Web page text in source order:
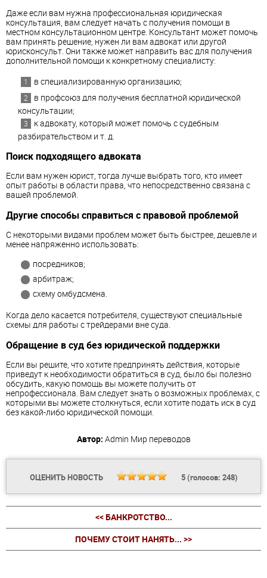
Даже если вам нужна профессиональная юридическая
консультация, вам следует начать с получения помощи в
местном консультационном центре. Консультант может помочь
вам принять решение, нужен ли вам адвокат или другой
юрисконсульт. Они также может направить вас для получения
дополнительной помощи к конкретному специалисту:
в специализированную организацию;
в профсоюз для получения бесплатной юридической
консультации;
к адвокату, который может помочь с судебным
разбирательством и т. д.
Поиск подходящего адвоката
Если вам нужен юрист, тогда лучше выбрать того, кто имеет
опыт работы в области права, что непосредственно связана с
вашей проблемой.
Другие способы справиться с правовой проблемой
С некоторыми видами проблем может быть быстрее, дешевле и
менее напряженно использовать:
посредников;
арбитраж;
схему омбудсмена.
Когда дело касается потребителя, существуют специальные
схемы для работы с трейдерами вне суда.
Обращение в суд без юридической поддержки
Если вы решите, что хотите предпринять действия, которые
приведут к необходимости обратиться в суд, было бы полезно
обсудить, какую помощь вы можете получить от
непрофессионала. Вам следует знать о возможных проблемах, с
которыми вы можете столкнуться, если хотите подать иск в суд
без какой-либо юридической помощи.
Автор: Admin Мир переводов
ОЦЕНИТЬ НОВОСТЬ 5(голосов: 248)
<< БАНКРОТСТВО...
ПОЧЕМУ СТОИТ НАНЯТЬ... >>